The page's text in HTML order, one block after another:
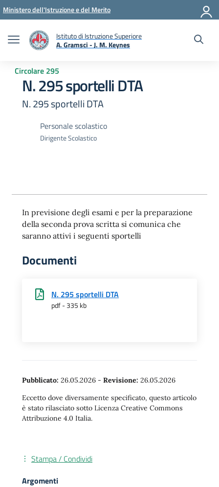
Vai ai contenuti
Vai al menu di navigazione
Vai al footer
Ministero dell'Istruzione e del Merito
Istituto di Istruzione Superiore
A. Gramsci - J. M. Keynes
Circolare 295
N. 295 sportelli DTA
N. 295 sportelli DTA
Personale scolastico
Dirigente Scolastico
In previsione degli esami e per la preparazione
della seconda prova scritta si comunica che
saranno attivi i seguenti sportelli
Documenti
N. 295 sportelli DTA
pdf - 335 kb
Pubblicato: 26.05.2026 - Revisione: 26.05.2026
Eccetto dove diversamente specificato, questo articolo
è stato rilasciato sotto Licenza Creative Commons
Attribuzione 4.0 Italia.
Stampa / Condividi
Argomenti